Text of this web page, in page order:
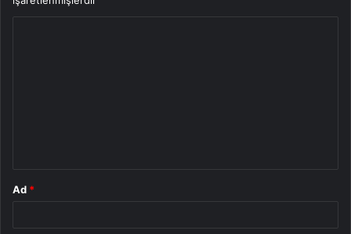
Ad *